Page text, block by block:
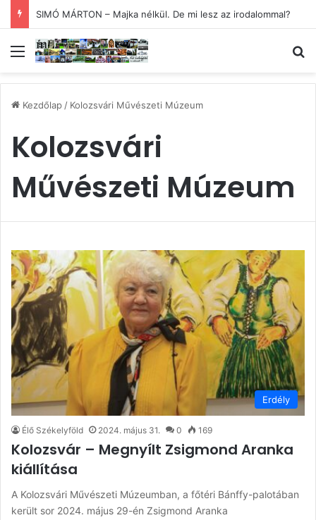
SIMÓ MÁRTON – Majka nélkül. De mi lesz az irodalommal?
Menü
Kezdőlap/ Kolozsvári Művészeti Múzeum
Kolozsvári
Művészeti Múzeum
Erdély
Élő Székelyföld 2024. május 31. 0 169
Kolozsvár – Megnyílt Zsigmond Aranka
kiállítása
A Kolozsvári Művészeti Múzeumban, a főtéri Bánffy-palotában
került sor 2024. május 29-én Zsigmond Aranka